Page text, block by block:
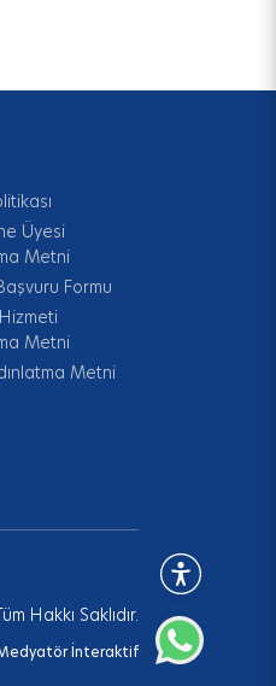
Üyesi
Metni
Formu
Metni
Metni
Hakkı Saklıdır.
İnteraktif